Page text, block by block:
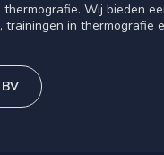
Wij bieden
trainingen in thermografie